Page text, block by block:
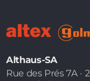
Althaus-SA
Rue des Prés 7A ·